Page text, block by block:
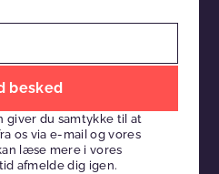
giver du samtykke til at
os via e-mail og vores
læse mere i vores
afmelde dig igen.